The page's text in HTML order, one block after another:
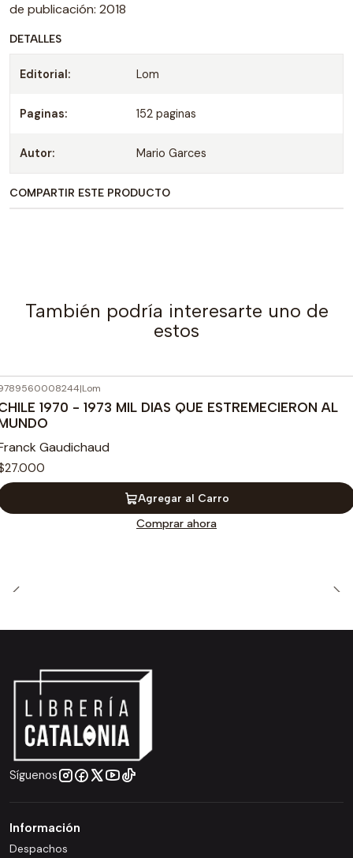
de publicación: 2018
DETALLES
Editorial: Lom
Paginas: 152 paginas
Autor: Mario Garces
COMPARTIR ESTE PRODUCTO
También podría interesarte uno de
estos
|Lom
1970 - 1973 MIL DIAS QUE ESTREMECIERON AL
Gaudichaud
Agregar al Carro
Comprar ahora
Síguenos
Información
Despachos